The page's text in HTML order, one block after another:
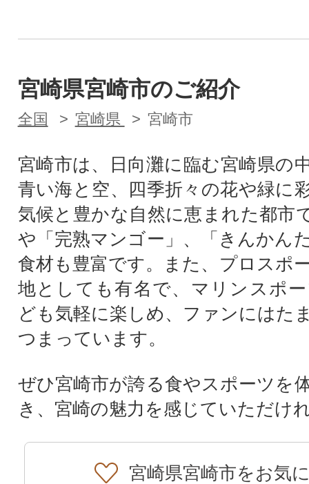
宮崎県宮崎市のご紹介
全国 宮崎県 宮崎市
宮崎市は、日向灘に臨む宮崎県の
青い海と空、四季折々の花や緑に
気候と豊かな自然に恵まれた都市
や「完熟マンゴー」、「きんかん
食材も豊富です。また、プロスポ
地としても有名で、マリンスポ
ども気軽に楽しめ、ファンにはた
つまっています。
ぜひ宮崎市が誇る食やスポーツを
き、宮崎の魅力を感じていただけ
宮崎県宮崎市をお気